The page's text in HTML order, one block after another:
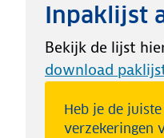
Inpaklijst
Bekijk de lijst
download
Heb je de
verzekeringen